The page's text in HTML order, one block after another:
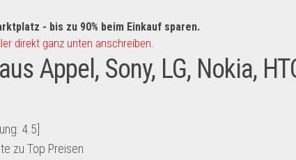
- bis zu 90% beim Einkauf sparen.
direkt ganz unten anschreiben.
Appel, Sony, LG, Nokia,
4.5
zu Top Preisen